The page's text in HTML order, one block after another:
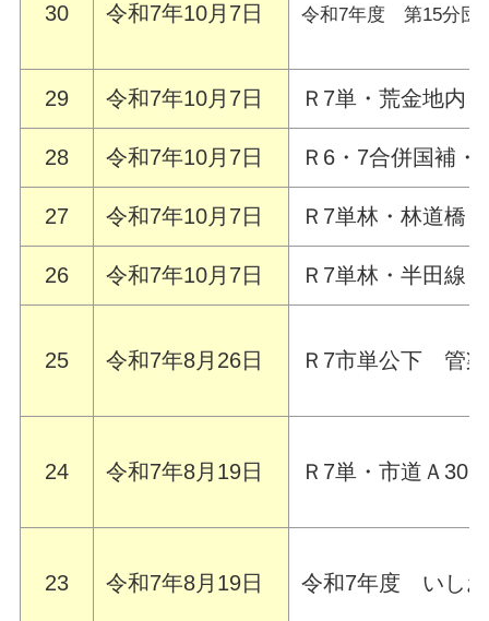
30 令和7年10月7日 令和7年度 第15分団
29 令和7年10月7日 Ｒ7単・荒金地内
28 令和7年10月7日 Ｒ6・7合併国補
27 令和7年10月7日 Ｒ7単林・林道橋
26 令和7年10月7日 Ｒ7単林・半田線
25 令和7年8月26日 Ｒ7市単公下 管
24 令和7年8月19日 Ｒ7単・市道Ａ
23 令和7年8月19日 令和7年度 いしお